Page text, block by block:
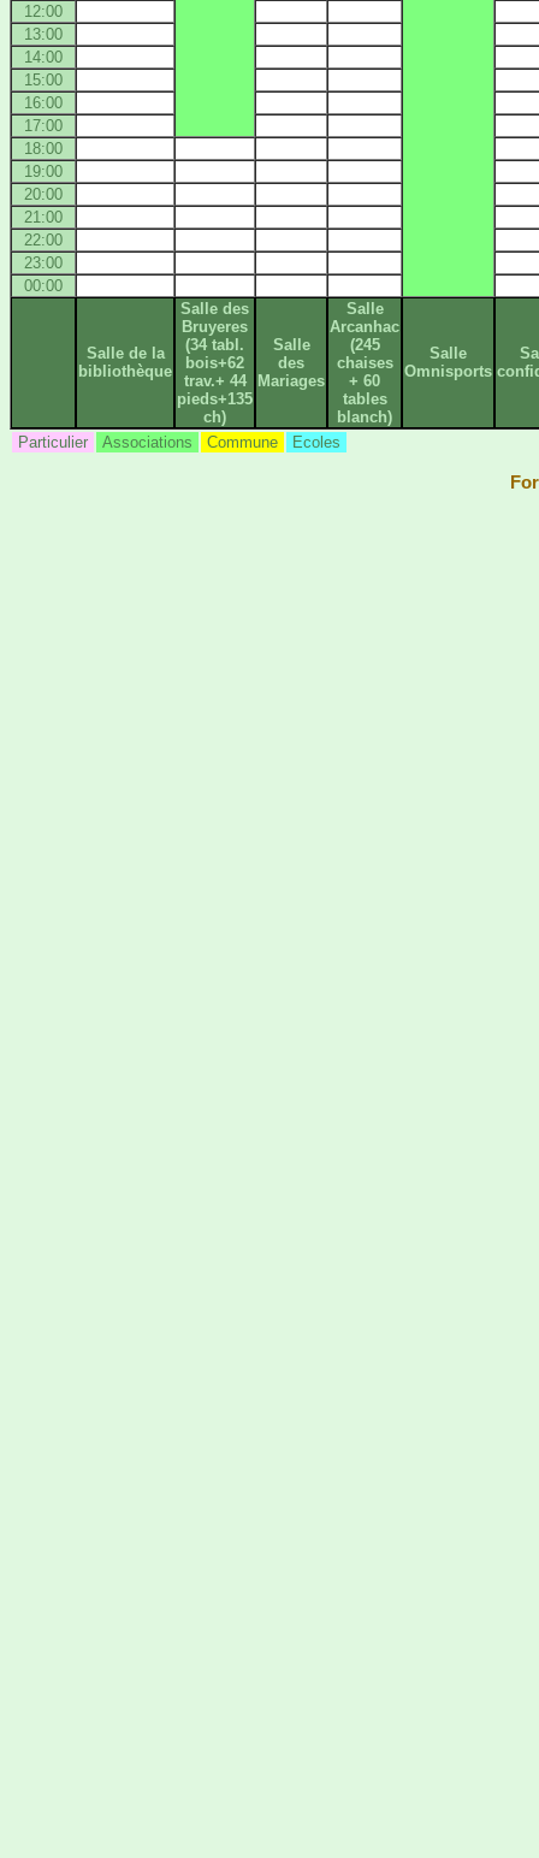
12:00
13:00
14:00
15:00
16:00
17:00
18:00
19:00
20:00
21:00
22:00
23:00
00:00
Salle de la
bibliothèque
Salle des
Bruyeres
(34 tabl.
bois+62
trav.+ 44
pieds+135
ch)
Salle
des
Mariages
Salle
Arcanhac
(245
chaises
+ 60
tables
blanch)
Salle
Omnisports
Particulier Associations Commune Ecoles